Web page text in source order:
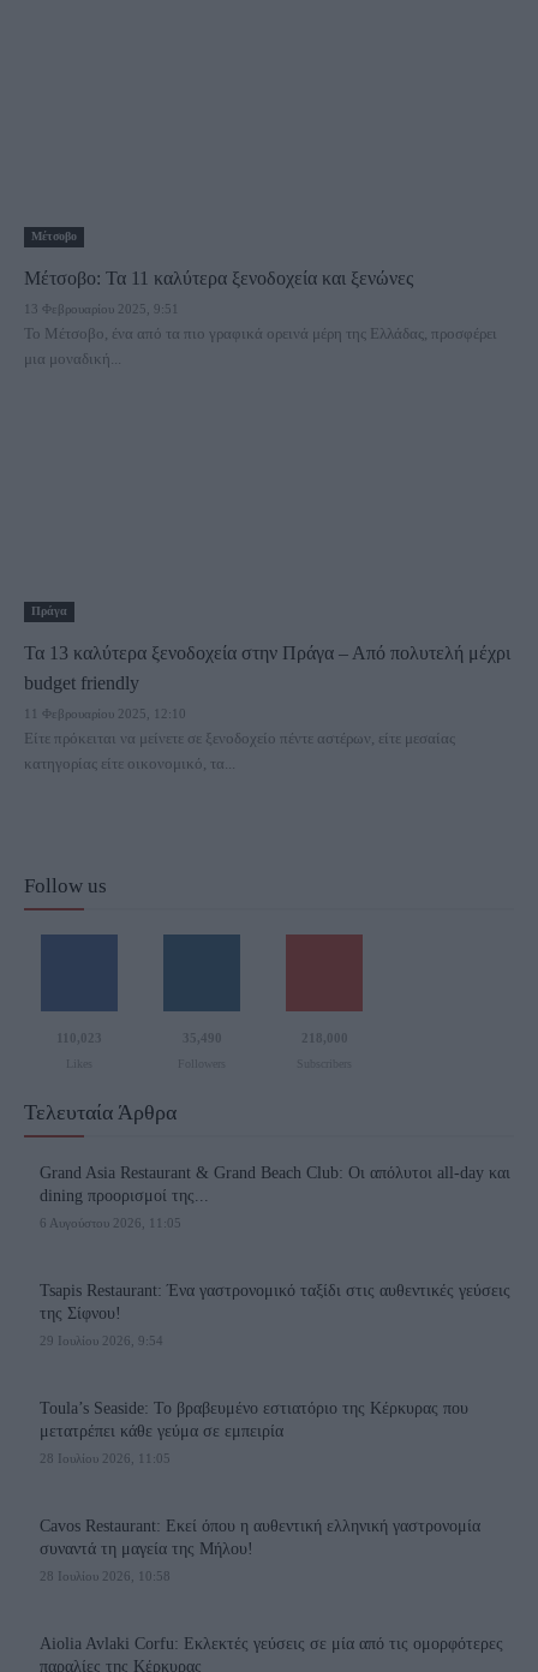
Μέτσοβο
Μέτσοβο: Τα 11 καλύτερα ξενοδοχεία και ξενώνες
13 Φεβρουαρίου 2025, 9:51
Το Μέτσοβο, ένα από τα πιο γραφικά ορεινά μέρη της Ελλάδας, προσφέρει
μια μοναδική...
Πράγα
Τα 13 καλύτερα ξενοδοχεία στην Πράγα – Από πολυτελή μέχρι
budget friendly
11 Φεβρουαρίου 2025, 12:10
Είτε πρόκειται να μείνετε σε ξενοδοχείο πέντε αστέρων, είτε μεσαίας
κατηγορίας είτε οικονομικό, τα...
Follow us
110,023 35,490 218,000
Τελευταία Άρθρα
Grand Asia Restaurant & Grand Beach Club: Οι απόλυτοι all-day και
dining προορισμοί της...
6 Αυγούστου 2026, 11:05
Tsapis Restaurant: Ένα γαστρονομικό ταξίδι στις αυθεντικές γεύσεις
της Σίφνου!
29 Ιουλίου 2026, 9:54
Toula’s Seaside: Το βραβευμένο εστιατόριο της Κέρκυρας που
μετατρέπει κάθε γεύμα σε εμπειρία
28 Ιουλίου 2026, 11:05
Cavos Restaurant: Εκεί όπου η αυθεντική ελληνική γαστρονομία
συναντά τη μαγεία της Μήλου!
28 Ιουλίου 2026, 10:58
Aiolia Avlaki Corfu: Εκλεκτές γεύσεις σε μία από τις ομορφότερες
παραλίες της Κέρκυρας